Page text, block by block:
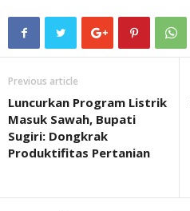
Previous article
Luncurkan Program Listrik
Masuk Sawah, Bupati
Sugiri: Dongkrak
Produktifitas Pertanian